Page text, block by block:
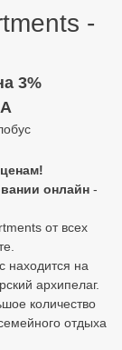
-
3%
онлайн -
от всех
находится на
архипелаг.
количество
отдыха